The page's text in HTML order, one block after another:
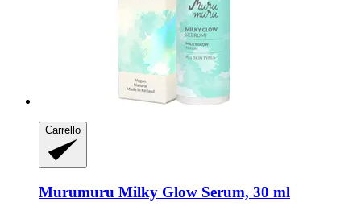
Carrello
Murumuru Milky Glow Serum, 30 ml